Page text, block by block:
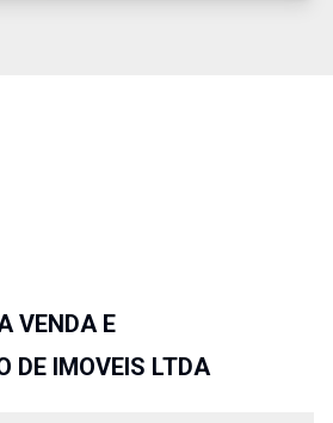
VENDA E
DE IMOVEIS LTDA